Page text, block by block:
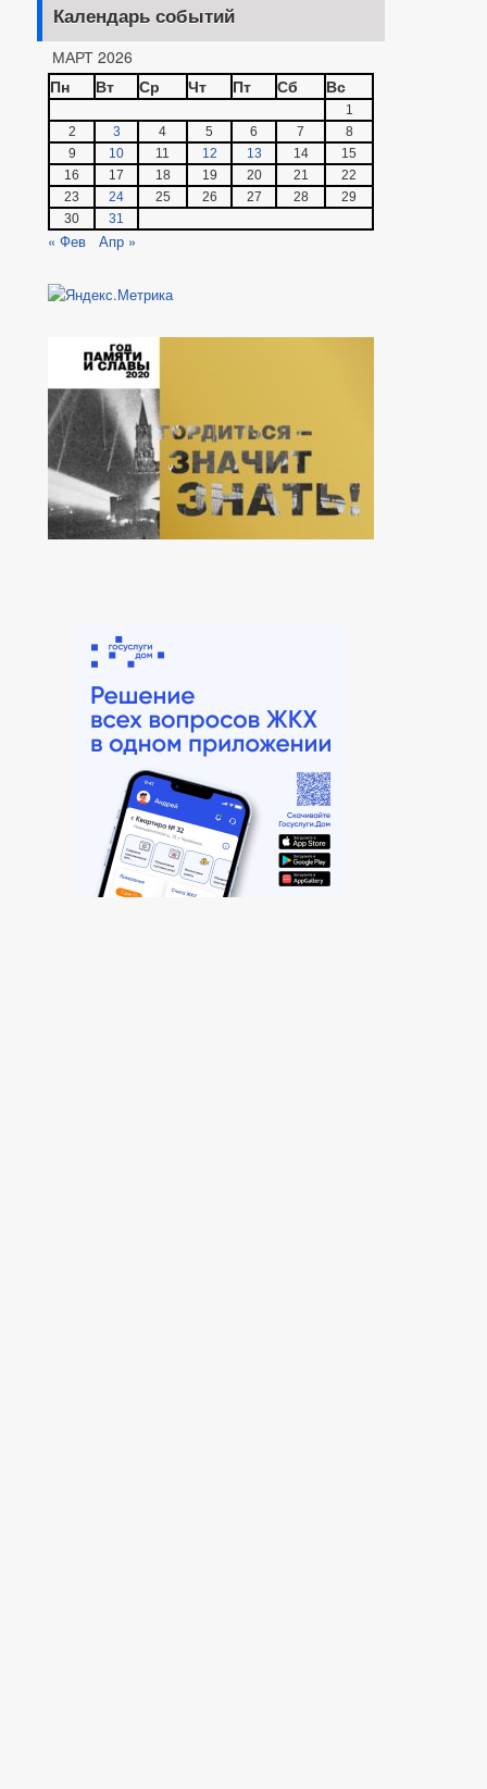
Календарь событий
МАРТ 2026
Пн
Вт Ср Чт Пт Сб Вс
1
2
3 4 5 6 7
8
9
10 11 12 13 14
15
16
17 18 19 20 21
22
23
24 25 26 27 28
29
30
31
« Фев Апр »